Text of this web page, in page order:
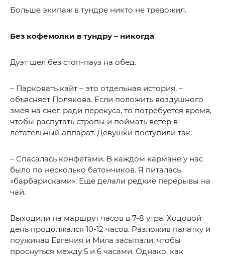
Больше экипаж в тундре никто не тревожил.
Без кофемолки в тундру – никогда
Дуэт шел без стоп-пауз на обед.
– Парковать кайт – это отдельная история, –
объясняет Полякова. Если положить воздушного
змея на снег, ради перекуса, то потребуется время,
чтобы распутать стропы и поймать ветер в
летательный аппарат. Девушки поступили так:
– Спасалась конфетами. В каждом кармане у нас
было по несколько батончиков. Я питалась
«барбарисками». Еще делали редкие перерывы на
чай.
Выходили на маршрут часов в 7-8 утра. Ходовой
день продолжался 10-12 часов. Разложив палатку и
поужинав Евгения и Мила засыпали, чтобы
проснуться между 5 и 6 часами. Однако, как